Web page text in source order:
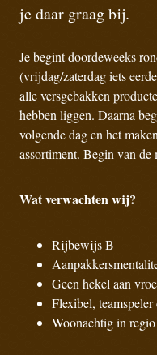
je daar graag bij.
Je begint doordeweeks
(vrijdag/zaterdag iets
alle versgebakken
hebben liggen. Daarna
volgende dag en het
assortiment. Begin van
Wat verwachten wij?
Rijbewijs B
Geen hekel aan
Flexibel,
Woonachtig in